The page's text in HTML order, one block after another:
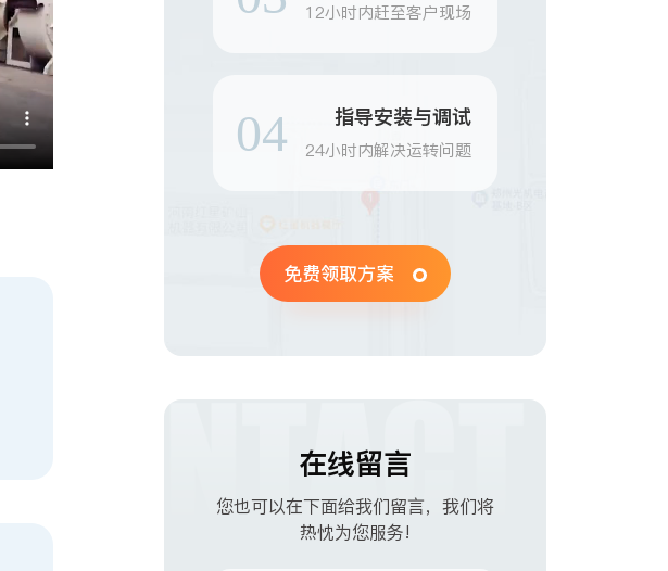
12小时内赶至客户现场
04 指导安装与调试
24小时内解决运转问题
免费领取方案
在线留言
您也可以在下面给我们留言，我们将
热忱为您服务!